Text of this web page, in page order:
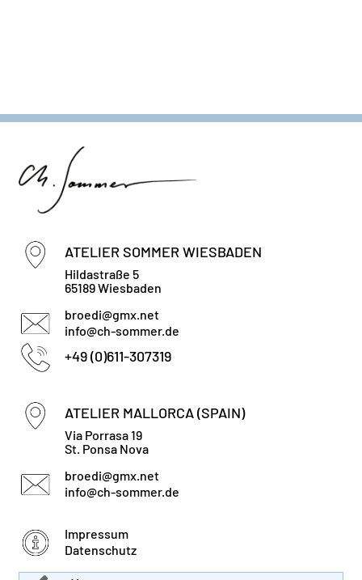
ATELIER SOMMER WIESBADEN
Hildastraße 5
65189 Wiesbaden
broedi@gmx.net
info@ch-sommer.de
+49 (0)611-307319
ATELIER MALLORCA (SPAIN)
Via Porrasa 19
St. Ponsa Nova
broedi@gmx.net
info@ch-sommer.de
Impressum
Datenschutz